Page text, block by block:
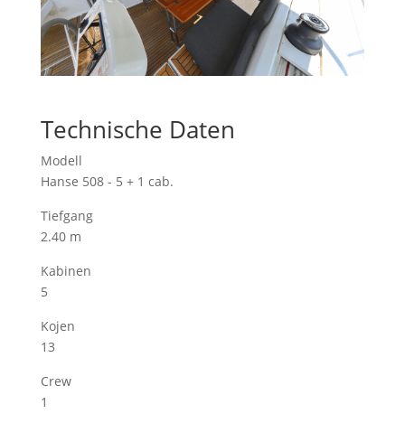
Technische Daten
Modell
Hanse 508 - 5 + 1 cab.
Tiefgang
2.40 m
Kabinen
5
Kojen
13
Crew
1